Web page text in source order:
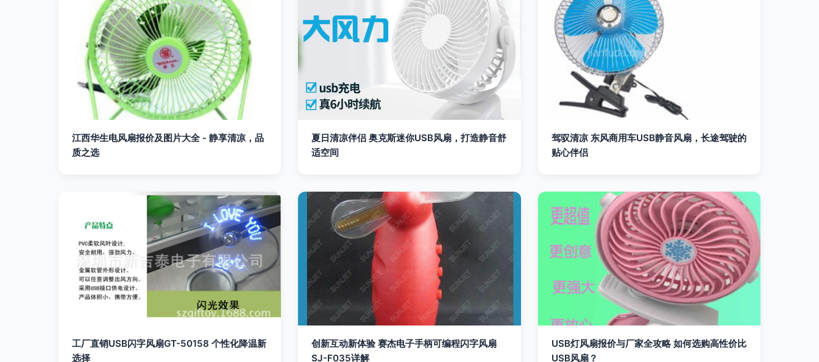
江西华生电风扇报价及图片大全 - 静享清凉，品
质之选
夏日清凉伴侣 奥克斯迷你USB风扇，打造静音舒
适空间
驾驭清凉 东风商用车USB静音风扇，长途驾驶的
贴心伴侣
工厂直销USB闪字风扇GT-50158 个性化降温新
选择
创新互动新体验 赛杰电子手柄可编程闪字风扇
SJ-F035详解
USB灯风扇报价与厂家全攻略 如何选购高性价比
USB风扇？